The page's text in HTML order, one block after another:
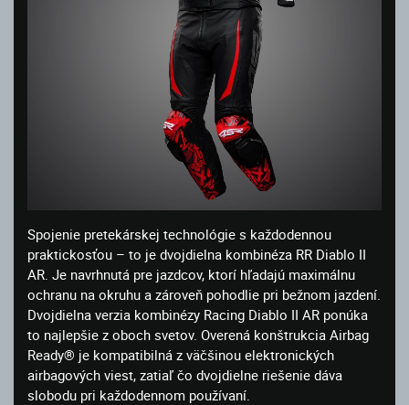
Spojenie pretekárskej technológie s každodennou
praktickosťou – to je dvojdielna kombinéza RR Diablo II
AR. Je navrhnutá pre jazdcov, ktorí hľadajú maximálnu
ochranu na okruhu a zároveň pohodlie pri bežnom jazdení.
Dvojdielna verzia kombinézy Racing Diablo II AR ponúka
to najlepšie z oboch svetov. Overená konštrukcia Airbag
Ready® je kompatibilná z väčšinou elektronických
airbagových viest, zatiaľ čo dvojdielne riešenie dáva
slobodu pri každodennom používaní.